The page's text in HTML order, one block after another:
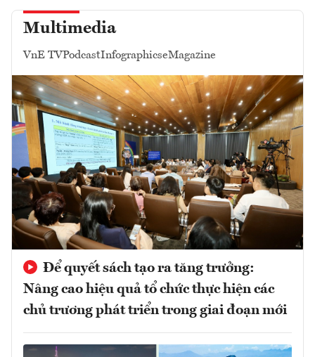
Multimedia
VnE TVPodcastInfographicseMagazine
Để quyết sách tạo ra tăng trưởng:
Nâng cao hiệu quả tổ chức thực hiện các
chủ trương phát triển trong giai đoạn mới